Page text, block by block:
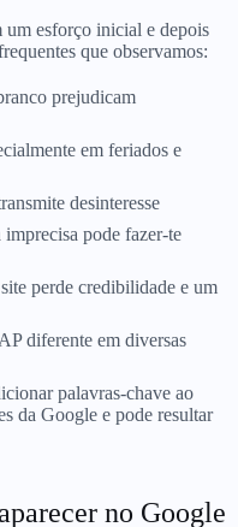
um esforço inicial e depois
que observamos:
prejudicam
em feriados e
desinteresse
pode fazer-te
perde credibilidade e um
diferente em diversas
palavras-chave ao
da Google e pode resultar
no Google